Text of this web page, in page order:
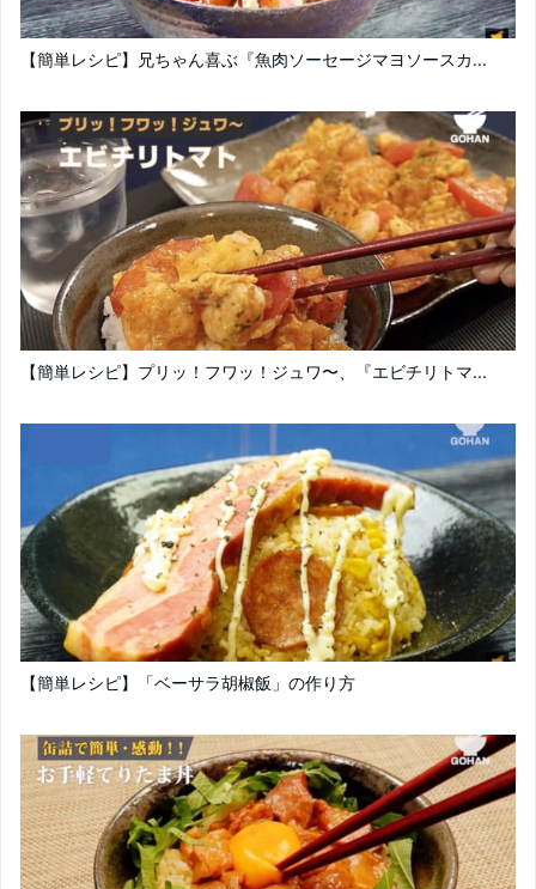
【簡単レシピ】兄ちゃん喜ぶ『魚肉ソーセージマヨソースカ...
【簡単レシピ】プリッ！フワッ！ジュワ〜、『エビチリトマ...
【簡単レシピ】「ベーサラ胡椒飯」の作り方